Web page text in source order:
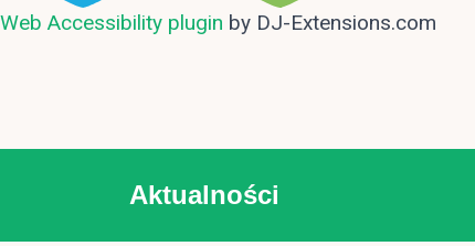
Web Accessibility plugin by DJ-Extensions.com
Aktualności